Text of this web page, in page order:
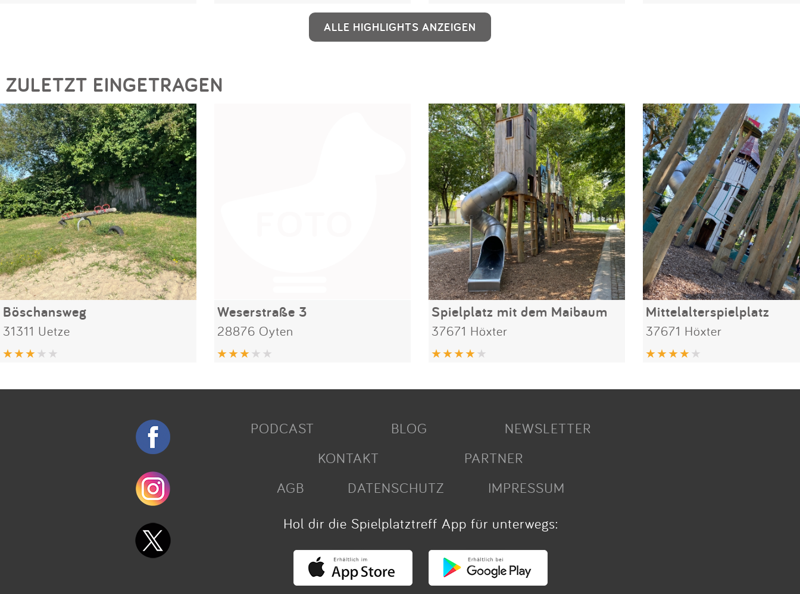
ALLE HIGHLIGHTS ANZEIGEN
ZULETZT EINGETRAGEN
Böschansweg
31311 Uetze
Weserstraße 3
28876 Oyten
Spielplatz mit dem Maibaum
37671 Höxter
Mittelalterspielplatz
37671 Höxter
PODCAST BLOG
NEWSLETTER
KONTAKT
PARTNER
AGB
DATENSCHUTZ
IMPRESSUM
Hol dir die Spielplatztreff App für unterwegs: